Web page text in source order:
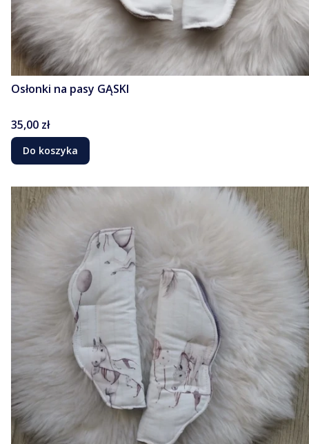
Osłonki na pasy GĄSKI
Cena
35,00 zł
Do koszyka